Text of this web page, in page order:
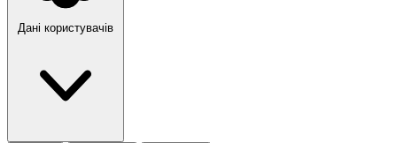
Дані користувачів